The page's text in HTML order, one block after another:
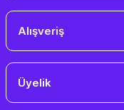
Alışveriş
Üyelik